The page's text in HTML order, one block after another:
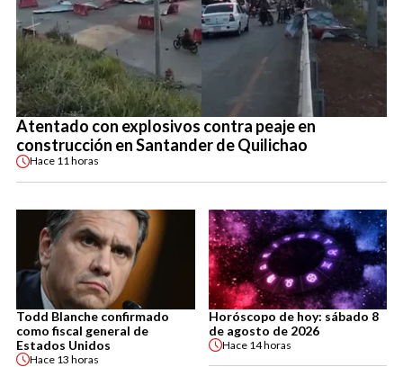
Atentado con explosivos contra peaje en
construcción en Santander de Quilichao
Hace 11 horas
Todd Blanche confirmado
como fiscal general de
Estados Unidos
Hace 13 horas
Horóscopo de hoy: sábado 8
de agosto de 2026
Hace 14 horas